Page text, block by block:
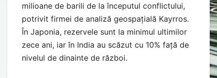
milioane de barili de la începutul conflictului,
potrivit firmei de analiză geospațială Kayrros.
În Japonia, rezervele sunt la minimul ultimilor
zece ani, iar în India au scăzut cu 10% față de
nivelul de dinainte de război.